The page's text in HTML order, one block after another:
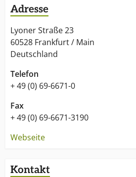
Adresse
Lyoner Straße 23
60528 Frankfurt / Main
Deutschland
Telefon
+ 49 (0) 69-6671-0
Fax
+ 49 (0) 69-6671-3190
Webseite
Kontakt